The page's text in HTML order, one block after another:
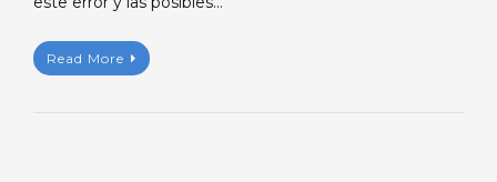
Read More